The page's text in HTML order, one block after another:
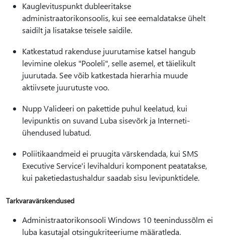
Kauglevituspunkt dubleeritakse
administraatorikonsoolis, kui see eemaldatakse ühelt
saidilt ja lisatakse teisele saidile.
Katkestatud rakenduse juurutamise katsel hangub
levimine olekus "Pooleli", selle asemel, et täielikult
juurutada. See võib katkestada hierarhia muude
aktiivsete juurutuste voo.
Nupp Valideeri on pakettide puhul keelatud, kui
levipunktis on suvand Luba sisevõrk ja Interneti-
ühendused lubatud.
Poliitikaandmeid ei pruugita värskendada, kui SMS
Executive Service'i levihalduri komponent peatatakse,
kui paketiedastushaldur saadab sisu levipunktidele.
Tarkvaravärskendused
Administraatorikonsooli Windows 10 teenindussõlm ei
luba kasutajal otsingukriteeriume määratleda.